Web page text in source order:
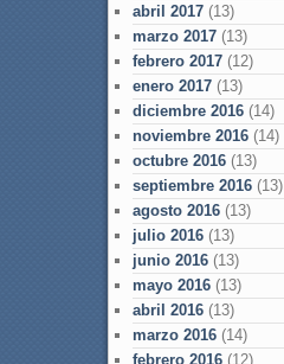
abril 2017(13)
marzo 2017(13)
febrero 2017(12)
enero 2017(13)
diciembre 2016(14)
noviembre 2016(14)
octubre 2016(13)
septiembre 2016(13)
agosto 2016(13)
julio 2016(13)
junio 2016(13)
mayo 2016(13)
abril 2016(13)
marzo 2016(14)
febrero 2016(12)